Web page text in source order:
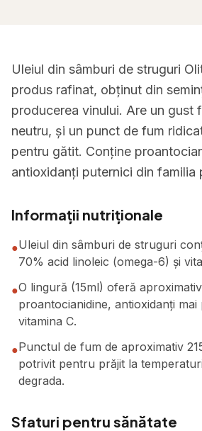
Uleiul din sâmburi de struguri
produs rafinat, obținut din
producerea vinului. Are un gust
neutru, și un punct de fum
pentru gătit. Conține
antioxidanți puternici din familia
Informații nutriționale
●Uleiul din sâmburi de struguri
70% acid linoleic (omega-6) și
●O lingură (15ml) oferă
proantocianidine, antioxidanți
vitamina C.
●Punctul de fum de aproximativ
potrivit pentru prăjit la
degrada.
Sfaturi pentru sănătate